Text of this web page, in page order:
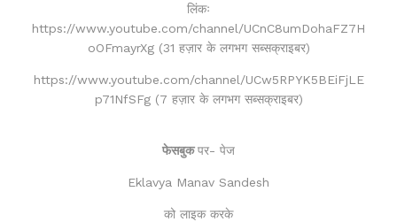
लिंकः
https://www.youtube.com/channel/UCnC8umDohaFZ7H
oOFmayrXg (31 हज़ार के लगभग सब्सक्राइबर)
https://www.youtube.com/channel/UCw5RPYK5BEiFjLE
p71NfSFg (7 हज़ार के लगभग सब्सक्राइबर)
फेसबुकपर- पेज
Eklavya Manav Sandesh
को लाइक करके